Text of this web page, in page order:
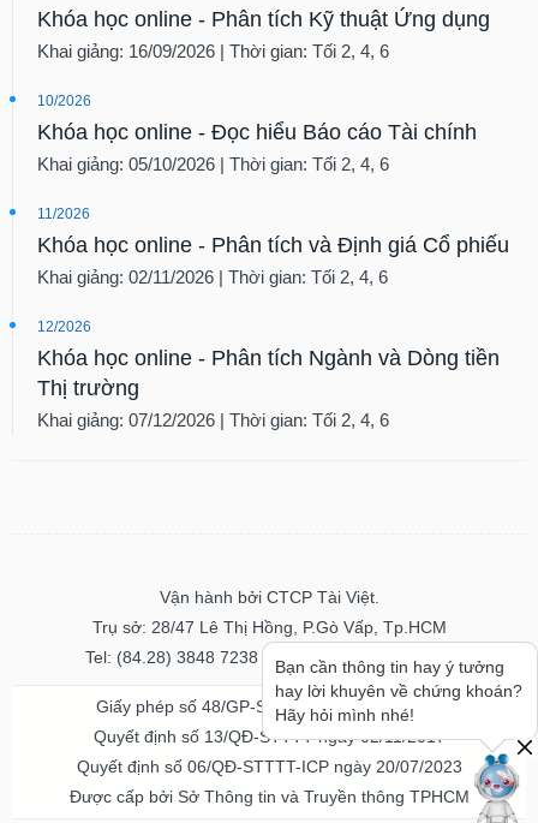
Khóa học online - Phân tích Kỹ thuật Ứng dụng
Khai giảng: 16/09/2026 | Thời gian: Tối 2, 4, 6
10/2026
Khóa học online - Đọc hiểu Báo cáo Tài chính
Khai giảng: 05/10/2026 | Thời gian: Tối 2, 4, 6
11/2026
Khóa học online - Phân tích và Định giá Cổ phiếu
Khai giảng: 02/11/2026 | Thời gian: Tối 2, 4, 6
12/2026
Khóa học online - Phân tích Ngành và Dòng tiền
Thị trường
Khai giảng: 07/12/2026 | Thời gian: Tối 2, 4, 6
Vận hành bởi CTCP Tài Việt.
Trụ sở: 28/47 Lê Thị Hồng, P.Gò Vấp, Tp.HCM
Tel: (84.28) 3848 7238 - Fax: (84.28) 3848 7237
Giấy phép số 48/GP-STTTT ngày 04/11/2016
Quyết định số 13/QĐ-STTTT ngày 02/11/2017
Quyết định số 06/QĐ-STTTT-ICP ngày 20/07/2023
Được cấp bởi Sở Thông tin và Truyền thông TPHCM
Bạn cần thông tin hay ý tưởng
hay lời khuyên về chứng khoán?
Hãy hỏi mình nhé!